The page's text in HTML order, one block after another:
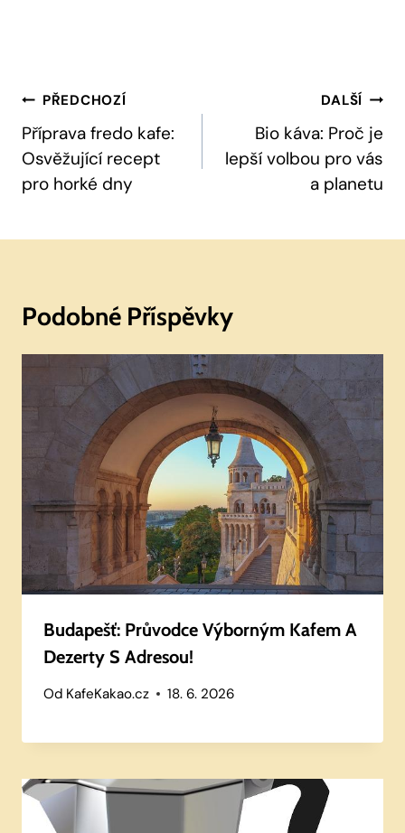
Navigace
Pro
Příspěvek
PŘEDCHOZÍ
Příprava fredo kafe:
Osvěžující recept
pro horké dny
DALŠÍ
Bio káva: Proč je
lepší volbou pro vás
a planetu
Podobné Příspěvky
Budapešť: Průvodce Výborným Kafem A
Dezerty S Adresou!
Od KafeKakao.cz 18. 6. 2026